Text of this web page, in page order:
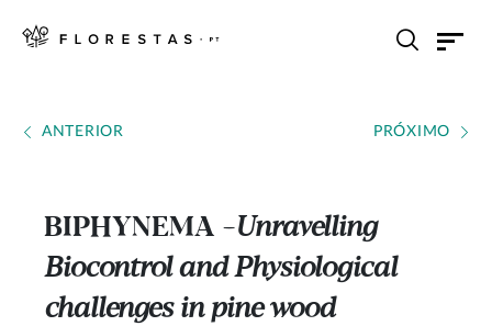
ANTERIOR PRÓXIMO
BIPHYNEMA --- Unravelling
Biocontrol and Physiological
challenges in pine wood